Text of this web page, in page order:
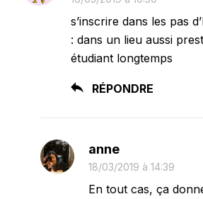
s’inscrire dans les pas
: dans un lieu aussi
étudiant longtemps
RÉPONDRE
anne
18/03/2019 à 14:39
En tout cas, ça